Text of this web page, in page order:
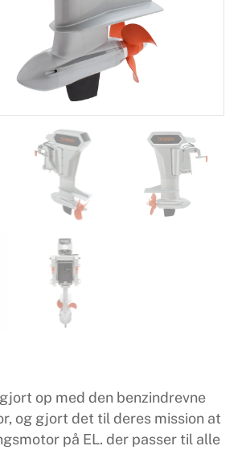
op med den benzindrevne
og gjort det til deres mission at
på EL. der passer til alle